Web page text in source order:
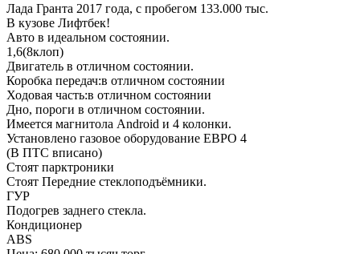
Лада Гранта 2017 года, с пробегом 133.000 тыс.
В кузове Лифтбек!
Авто в идеальном состоянии.
1,6(8клоп)
Двигатель в отличном состoянии.
Коробка передач:в отличном состоянии
Ходовая часть:в отличном состоянии
Дно, пороги в отличном состоянии.
Имеется магнитола Android и 4 колонки.
Установлено газовое оборудование ЕВРО 4
(В ПТС вписано)
Стоят парктроники
Стоят Передние стеклоподъёмники.
ГУР
Подогрев заднего стекла.
Кондиционер
ABS